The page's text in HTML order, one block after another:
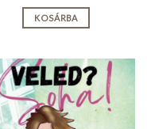
KOSÁRBA